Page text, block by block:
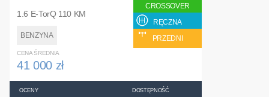
1.6 E-TorQ 110 KM
BENZYNA
CROSSOVER
RĘCZNA
PRZEDNI
CENA ŚREDNIA
41 000 zł
OCENY DOSTĘPNOŚĆ